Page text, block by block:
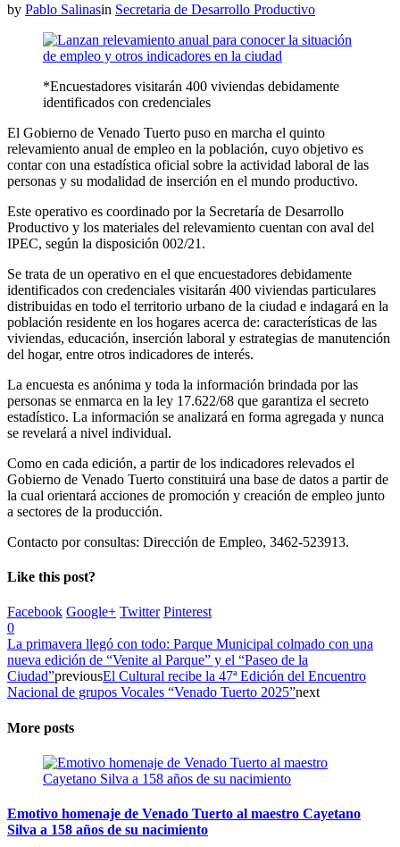
by Pablo Salinasin Secretaria de Desarrollo Productivo
*Encuestadores visitarán 400 viviendas debidamente
identificados con credenciales
El Gobierno de Venado Tuerto puso en marcha el quinto
relevamiento anual de empleo en la población, cuyo objetivo es
contar con una estadística oficial sobre la actividad laboral de las
personas y su modalidad de inserción en el mundo productivo.
Este operativo es coordinado por la Secretaría de Desarrollo
Productivo y los materiales del relevamiento cuentan con aval del
IPEC, según la disposición 002/21.
Se trata de un operativo en el que encuestadores debidamente
identificados con credenciales visitarán 400 viviendas particulares
distribuidas en todo el territorio urbano de la ciudad e indagará en la
población residente en los hogares acerca de: características de las
viviendas, educación, inserción laboral y estrategias de manutención
del hogar, entre otros indicadores de interés.
La encuesta es anónima y toda la información brindada por las
personas se enmarca en la ley 17.622/68 que garantiza el secreto
estadístico. La información se analizará en forma agregada y nunca
se revelará a nivel individual.
Como en cada edición, a partir de los indicadores relevados el
Gobierno de Venado Tuerto constituirá una base de datos a partir de
la cual orientará acciones de promoción y creación de empleo junto
a sectores de la producción.
Contacto por consultas: Dirección de Empleo, 3462-523913.
Like this post?
Facebook Google+ Twitter Pinterest
0
La primavera llegó con todo: Parque Municipal colmado con una
nueva edición de “Venite al Parque” y el “Paseo de la
Ciudad”previousEl Cultural recibe la 47ª Edición del Encuentro
Nacional de grupos Vocales “Venado Tuerto 2025”next
More posts
Emotivo homenaje de Venado Tuerto al maestro Cayetano
Silva a 158 años de su nacimiento